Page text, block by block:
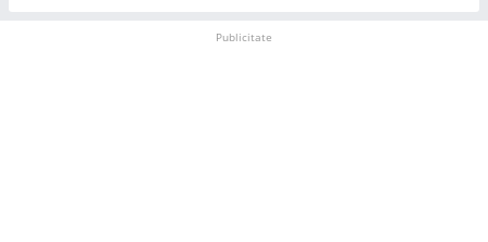
SALE™, GRATUIT
Publicitate